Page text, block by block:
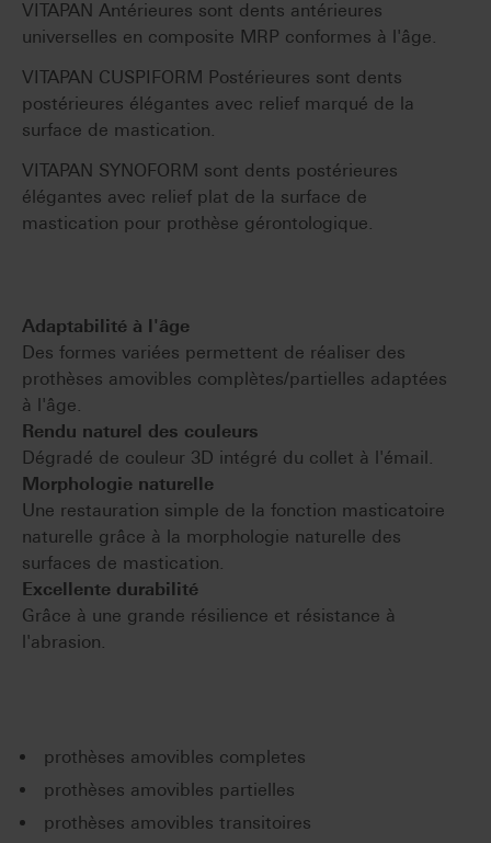
VITAPAN Antérieures sont dents antérieures
universelles en composite MRP conformes à l'âge.
VITAPAN CUSPIFORM Postérieures sont dents
postérieures élégantes avec relief marqué de la
surface de mastication.
VITAPAN SYNOFORM sont dents postérieures
élégantes avec relief plat de la surface de
mastication pour prothèse gérontologique.
Adaptabilité à l'âge
Des formes variées permettent de réaliser des
prothèses amovibles complètes/partielles adaptées
à l'âge.
Rendu naturel des couleurs
Dégradé de couleur 3D intégré du collet à l'émail.
Morphologie naturelle
Une restauration simple de la fonction masticatoire
naturelle grâce à la morphologie naturelle des
surfaces de mastication.
Excellente durabilité
Grâce à une grande résilience et résistance à
l'abrasion.
prothèses amovibles completes
prothèses amovibles partielles
prothèses amovibles transitoires